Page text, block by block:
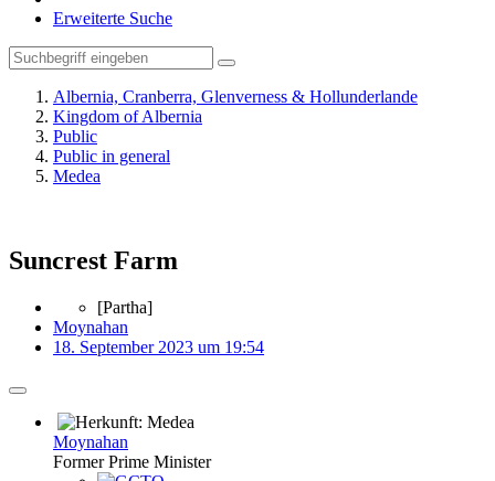
Erweiterte Suche
Albernia, Cranberra, Glenverness & Hollunderlande
Kingdom of Albernia
Public
Public in general
Medea
Suncrest Farm
[Partha]
Moynahan
18. September 2023 um 19:54
Moynahan
Former Prime Minister